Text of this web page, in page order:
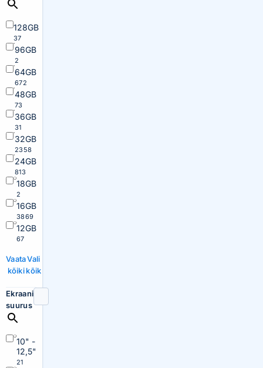
128GB
37
96GB
2
64GB
672
48GB
73
36GB
31
32GB
2358
24GB
813
18GB
2
16GB
3869
12GB
67
Vaata
kõiki
Vali
kõik
Ekraani
suurus
10" -
12,5"
21